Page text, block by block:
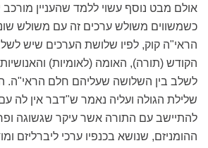
אולם מבט נוסף עשוי ללמד שהעניין מורכב
כשמשווים משולש ערכים זה עם משולש
הראי"ה קוק, לפיו שלושת הערכים שיש
הקודש (תורה), האומה (לאומיות)
לשלב בין השלושה שעליהם חלם הראי"ה.
שלילת הגולה ועליה נאמר ש"דבר אין לה
להתיישב עם התורה אשר עיקר שגשוגה
ההומניזם, שנושא בכנפיו ערכי ליברליזם